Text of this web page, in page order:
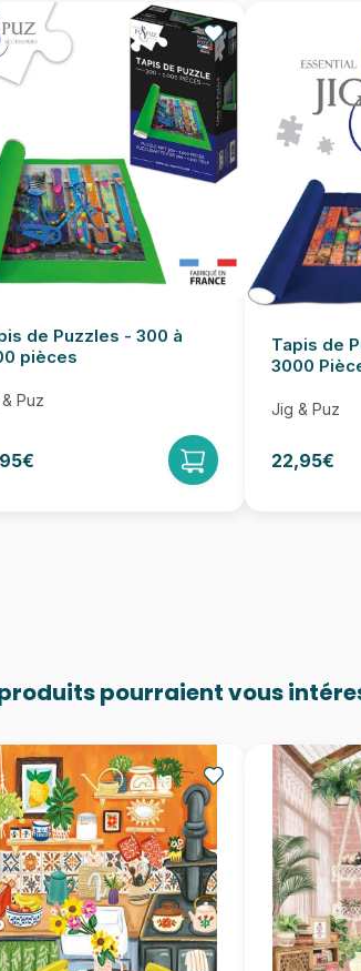
de Puzzles - 300 à
pièces
Puz
Tapis de
3000
Jig & Puz
22,95€
pourraient vous